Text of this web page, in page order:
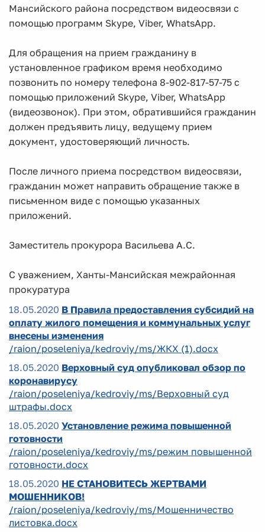
Мансийского района посредством видеосвязи с
помощью программ Skype, Viber, WhatsApp.
Для обращения на прием гражданину в
установленное графиком время необходимо
позвонить по номеру телефона 8-902-817-57-75 с
помощью приложений Skype, Viber, WhatsApp
(видеозвонок). При этом, обратившийся гражданин
должен предъявить лицу, ведущему прием
документ, удостоверяющий личность.
После личного приема посредством видеосвязи,
гражданин может направить обращение также в
письменном виде с помощью указанных
приложений.
Заместитель прокурора Васильева А.С.
С уважением, Ханты-Мансийская межрайонная
прокуратура
18.05.2020 В Правила предоставления субсидий на
оплату жилого помещения и коммунальных услуг
внесены изменения
/raion/poseleniya/kedroviy/ms/ЖКХ (1).docx
18.05.2020 Верховный суд опубликовал обзор по
коронавирусу
/raion/poseleniya/kedroviy/ms/Верховный суд
штрафы.docx
18.05.2020 Установление режима повышенной
готовности
/raion/poseleniya/kedroviy/ms/режим повышенной
готовности.docx
18.05.2020 НЕ СТАНОВИТЕСЬ ЖЕРТВАМИ
МОШЕННИКОВ!
/raion/poseleniya/kedroviy/ms/Мошенничество
листовка.docx